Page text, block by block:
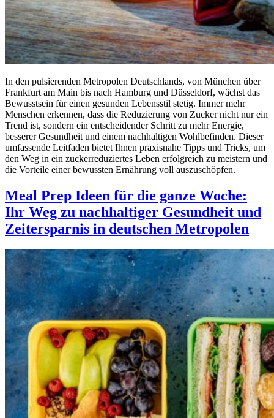
In den pulsierenden Metropolen Deutschlands, von München über
Frankfurt am Main bis nach Hamburg und Düsseldorf, wächst das
Bewusstsein für einen gesunden Lebensstil stetig. Immer mehr
Menschen erkennen, dass die Reduzierung von Zucker nicht nur ein
Trend ist, sondern ein entscheidender Schritt zu mehr Energie,
besserer Gesundheit und einem nachhaltigen Wohlbefinden. Dieser
umfassende Leitfaden bietet Ihnen praxisnahe Tipps und Tricks, um
den Weg in ein zuckerreduziertes Leben erfolgreich zu meistern und
die Vorteile einer bewussten Ernährung voll auszuschöpfen.
Meal Prep Ideen für die ganze Woche:
Ihr Weg zu nachhaltiger Gesundheit und
Zeitersparnis in deutschen Metropolen